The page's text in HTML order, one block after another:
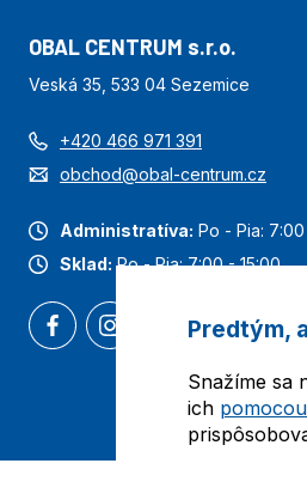
OBAL CENTRUM s.r.o.
Veská 35, 533 04 Sezemice
+420 466 971 391
obchod@obal-centrum.cz
Administratíva: Po - Pia: 7:00
Sklad: Po - Pia: 7:00 - 15:00
Predtým,
Snažíme sa
ich